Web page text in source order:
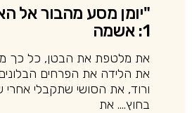
"יומן מסע מהבור אל
1: אשמה
את מלטפת את הבטן, כל כך
את הלידה את הפרחים
ורוד, את הסושי שתקבלי
בחוץ…. את